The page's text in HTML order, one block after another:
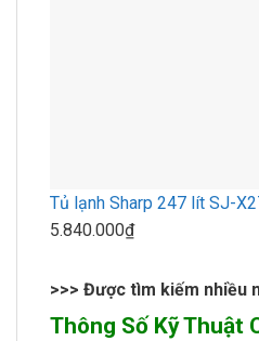
Tủ lạnh Sharp 247 lít SJ-
5.840.000₫
>>> Được tìm kiếm nhiều
Thông Số Kỹ Thuật